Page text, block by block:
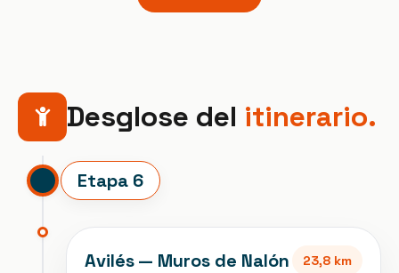
Desglose del itinerario.
Etapa 6
Avilés — Muros de Nalón 23,8 km